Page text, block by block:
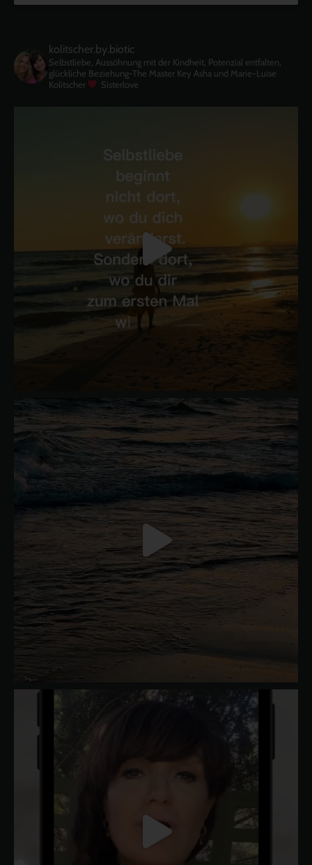
kolitscher.by.biotic
Selbstliebe, Aussöhnung mit der Kindheit, Potenzial entfalten,
glückliche Beziehung-The Master Key Asha und Marie-Luise
Kolitscher
Sisterlove